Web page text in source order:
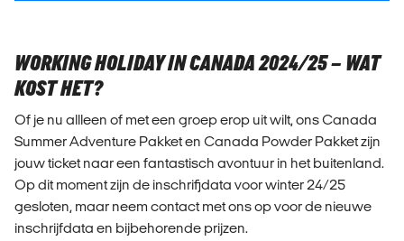
WORKING HOLIDAY IN CANADA 2024/25 – WAT
KOST HET?
Of je nu allleen of met een groep erop uit wilt, ons Canada
Summer Adventure Pakket en Canada Powder Pakket zijn
jouw ticket naar een fantastisch avontuur in het buitenland.
Op dit moment zijn de inschrifjdata voor winter 24/25
gesloten, maar neem contact met ons op voor de nieuwe
inschrijfdata en bijbehorende prijzen.